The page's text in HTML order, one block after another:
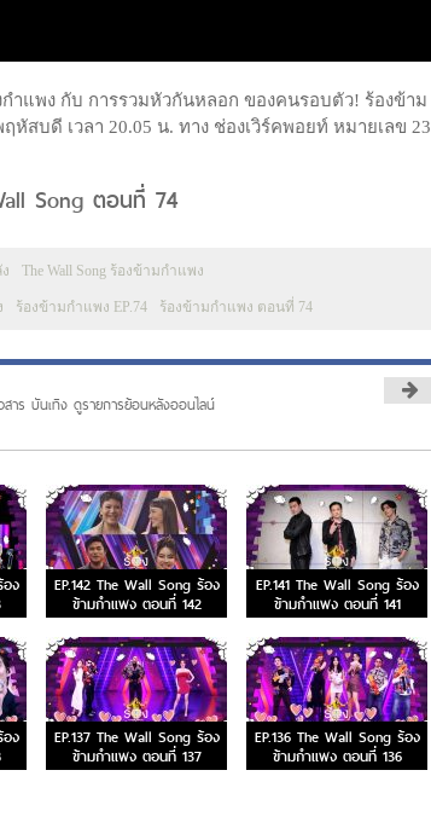
ำแพง กับ การรวมหัวกันหลอก ของคนรอบตัว! ร้องข้าม
หัสบดี เวลา 20.05 น. ทาง ช่องเวิร์คพอยท์ หมายเลข 23
Song ตอนที่ 74
The Wall Song ร้องข้ามกำแพง
ร้องข้ามกำแพง EP.74 ร้องข้ามกำแพง ตอนที่ 74
าร บันเทิง ดูรายการย้อนหลังออนไลน์
ง
EP.142 The Wall Song ร้อง
ข้ามกำแพง ตอนที่ 142
EP.141 The Wall Song ร้อง
ข้ามกำแพง ตอนที่ 141
ง
EP.137 The Wall Song ร้อง
ข้ามกำแพง ตอนที่ 137
EP.136 The Wall Song ร้อง
ข้ามกำแพง ตอนที่ 136